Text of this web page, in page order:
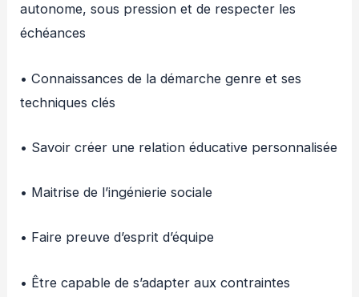
autonome, sous pression et de respecter les
échéances
• Connaissances de la démarche genre et ses
techniques clés
• Savoir créer une relation éducative personnalisée
• Maitrise de l’ingénierie sociale
• Faire preuve d’esprit d’équipe
• Être capable de s’adapter aux contraintes